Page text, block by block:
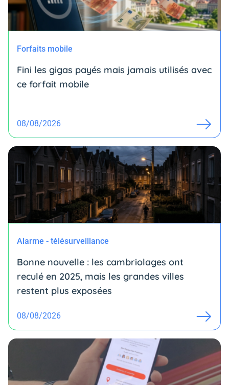
Forfaits mobile
Fini les gigas payés mais jamais utilisés avec
ce forfait mobile
08/08/2026
Alarme - télésurveillance
Bonne nouvelle : les cambriolages ont
reculé en 2025, mais les grandes villes
restent plus exposées
08/08/2026